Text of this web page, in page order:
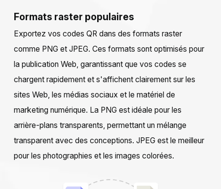
Formats raster populaires
Exportez vos codes QR dans des formats raster
comme PNG et JPEG. Ces formats sont optimisés pour
la publication Web, garantissant que vos codes se
chargent rapidement et s'affichent clairement sur les
sites Web, les médias sociaux et le matériel de
marketing numérique. La PNG est idéale pour les
arrière-plans transparents, permettant un mélange
transparent avec des conceptions. JPEG est le meilleur
pour les photographies et les images colorées.